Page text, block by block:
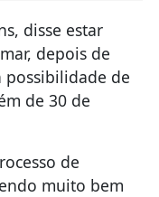
disse estar
depois de
possibilidade de
de 30 de
de
muito bem